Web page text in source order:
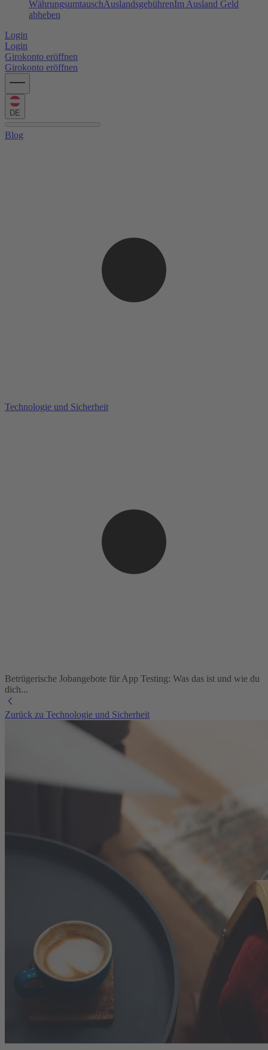
WährungsumtauschAuslandsgebührenIm Ausland Geld
abheben
Login
Login
Girokonto eröffnen
Girokonto eröffnen
DE
Blog
Technologie und Sicherheit
Betrügerische Jobangebote für App Testing: Was das ist und wie du
dich...
Zurück zu Technologie und Sicherheit